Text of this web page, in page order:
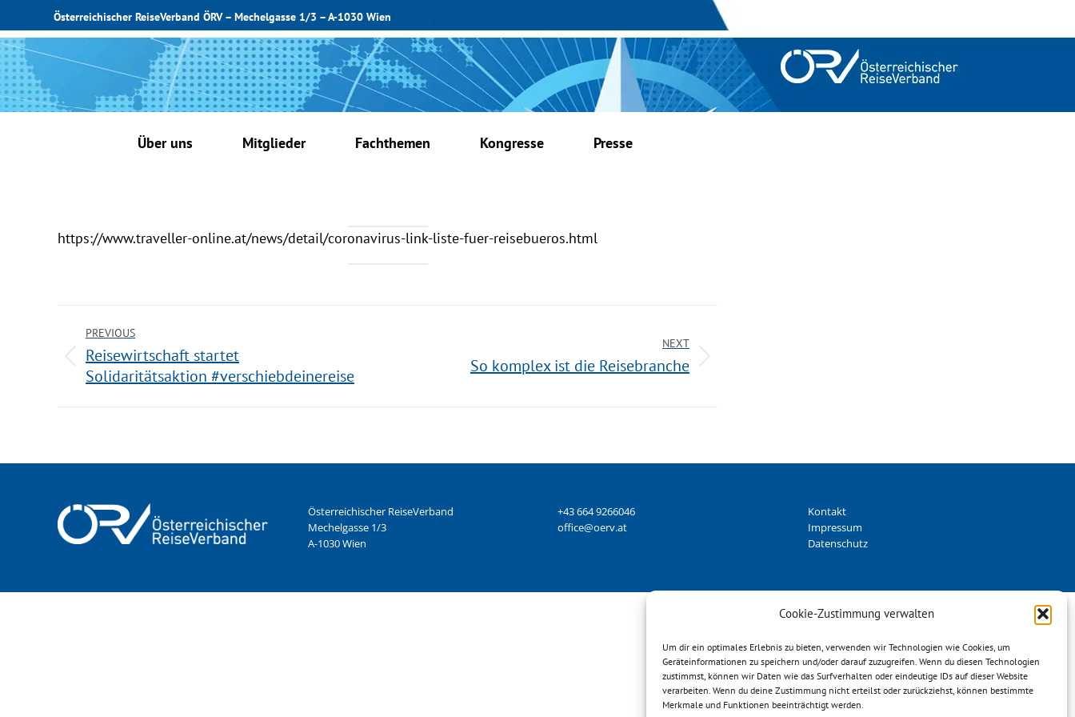
Cookie-Zustimmung verwalten
Um dir ein optimales Erlebnis zu bieten, verwenden wir Technologien wie Cookies, um
Geräteinformationen zu speichern und/oder darauf zuzugreifen. Wenn du diesen Technologien
zustimmst, können wir Daten wie das Surfverhalten oder eindeutige IDs auf dieser Website
verarbeiten. Wenn du deine Zustimmung nicht erteilst oder zurückziehst, können bestimmte
Merkmale und Funktionen beeinträchtigt werden.
Österreichischer ReiseVerband ÖRV – Mechelgasse 1/3 – A-1030 Wien
Über uns Mitglieder Fachthemen Kongresse Presse
https://www.traveller-online.at/news/detail/coronavirus-link-liste-fuer-reisebueros.html
PREVIOUS
Reisewirtschaft startet
Solidaritätsaktion #verschiebdeinereise
NEXT
So komplex ist die Reisebranche
Österreichischer ReiseVerband
Mechelgasse 1/3
A-1030 Wien
+43 664 9266046
office@oerv.at
Kontakt
Impressum
Datenschutz